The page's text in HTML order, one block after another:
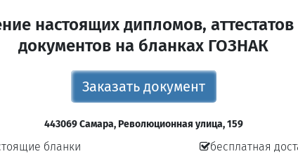
настоящих дипломов, аттестатов
документов на бланках ГОЗНАК
Заказать документ
443069 Самара, Революционная улица, 159
бланки бесплатная